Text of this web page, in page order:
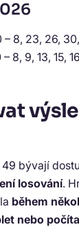
– 8, 23, 26,
8, 9, 13, 15,
bývají
losování.
během
nebo